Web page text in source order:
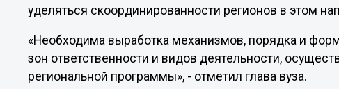
уделяться скоординированности регионов в этом
«Необходима выработка механизмов, порядка и
зон ответственности и видов деятельности,
региональной программы», - отметил глава вуза.